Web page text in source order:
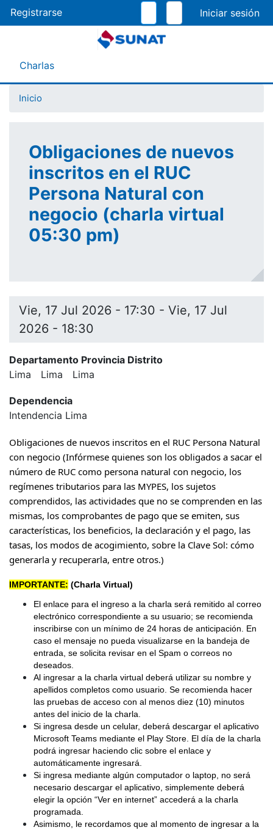
al
contenido
Registrarse
Menú Asistente
Charlas
Inicio
Obligaciones de nuevos
inscritos en el RUC
Persona Natural con
negocio (charla virtual
05:30 pm)
Vie, 17 Jul 2026 - 17:30 - Vie, 17 Jul
2026 - 18:30
Departamento Provincia Distrito
Lima
Lima Lima
Dependencia
Intendencia Lima
Obligaciones de nuevos inscritos en el RUC Persona Natural
con negocio (Infórmese quienes son los obligados a sacar el
número de RUC como persona natural con negocio, los
regímenes tributarios para las MYPES, los sujetos
comprendidos, las actividades que no se comprenden en las
mismas, los comprobantes de pago que se emiten, sus
características, los beneficios, la declaración y el pago, las
tasas, los modos de acogimiento, sobre la Clave Sol: cómo
generarla y recuperarla, entre otros.)
IMPORTANTE: (Charla Virtual)
El enlace para el ingreso a la charla será remitido al correo
electrónico correspondiente a su usuario; se recomienda
inscribirse con un mínimo de 24 horas de anticipación. En
caso el mensaje no pueda visualizarse en la bandeja de
entrada, se solicita revisar en el Spam o correos no
deseados.
Al ingresar a la charla virtual deberá utilizar su nombre y
apellidos completos como usuario. Se recomienda hacer
las pruebas de acceso con al menos diez (10) minutos
antes del inicio de la charla.
Si ingresa desde un celular, deberá descargar el aplicativo
Microsoft Teams mediante el Play Store. El día de la charla
podrá ingresar haciendo clic sobre el enlace y
automáticamente ingresará.
Si ingresa mediante algún computador o laptop, no será
necesario descargar el aplicativo, simplemente deberá
elegir la opción “Ver en internet” accederá a la charla
programada.
Asimismo, le recordamos que al momento de ingresar a la